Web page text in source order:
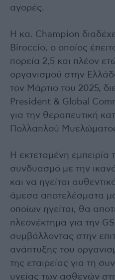
αγορές.
Η κα. Champion
Biroccio, ο οποίος
πορεία 2,5 και πλέον
οργανισμού στην
τον Μάρτιο του 2025,
President & Global
για την θεραπευτική
Πολλαπλού
Η εκτεταμένη εμπειρία
συνδυασμό με την
και να ηγείται
άμεσα αποτελέσματα
οποίων ηγείται, θα
πλεονέκτημα για την
συμβάλλοντας στην
ανάπτυξης του
της εταιρείας για τη
υγείας των ασθενών